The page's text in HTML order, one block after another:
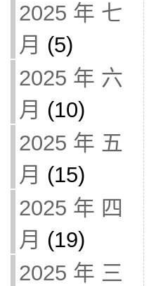
2025 年 七
月 (5)
2025 年 六
月 (10)
2025 年 五
月 (15)
2025 年 四
月 (19)
2025 年 三